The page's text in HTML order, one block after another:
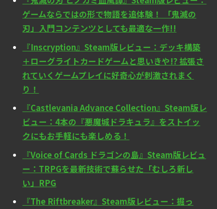
ゲームならではの形で物語を追体験！ 「鬼滅の
刃」入門コンテンツとしても最適な一作!!
『Inscryption』Steam版レビュー：デッキ構築
＋ローグライトカードゲームと思いきや!? 拡張さ
れていくゲームプレイに好奇心が刺激されまく
り！
『Castlevania Advance Collection』Steam版レ
ビュー：4本の『悪魔城ドラキュラ』をストイッ
クにもお手軽にも楽しめる！
『Voice of Cards ドラゴンの島』Steam版レビュ
ー：TRPGを最新技術で蘇らせた「むしろ新し
い」RPG
『The Riftbreaker』Steam版レビュー：掘っ